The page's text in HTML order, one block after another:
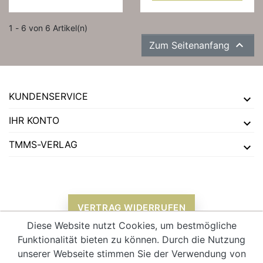
1 - 6 von 6 Artikel(n)
Zum Seitenanfang 
KUNDENSERVICE
IHR KONTO
TMMS-VERLAG
VERTRAG WIDERRUFEN
Alle Preise verstehen sich inklusive Mehrwertsteuer und zzgl.
Diese Website nutzt Cookies, um bestmögliche
Funktionalität bieten zu können. Durch die Nutzung
unserer Webseite stimmen Sie der Verwendung von